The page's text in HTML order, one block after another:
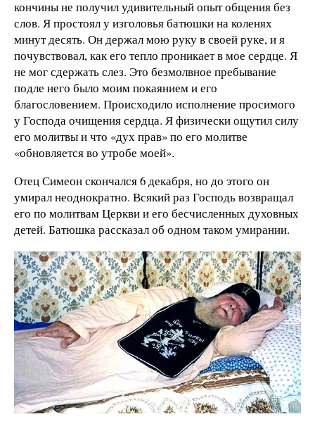
кончины не получил удивительный опыт общения без
слов. Я простоял у изголовья батюшки на коленях
минут десять. Он держал мою руку в своей руке, и я
почувствовал, как его тепло проникает в мое сердце. Я
не мог сдержать слез. Это безмолвное пребывание
подле него было моим покаянием и его
благословением. Происходило исполнение просимого
у Господа очищения сердца. Я физически ощутил силу
его молитвы и что «дух прав» по его молитве
«обновляется во утробе моей».
Отец Симеон скончался 6 декабря, но до этого он
умирал неоднократно. Всякий раз Господь возвращал
его по молитвам Церкви и его бесчисленных духовных
детей. Батюшка рассказал об одном таком умирании.